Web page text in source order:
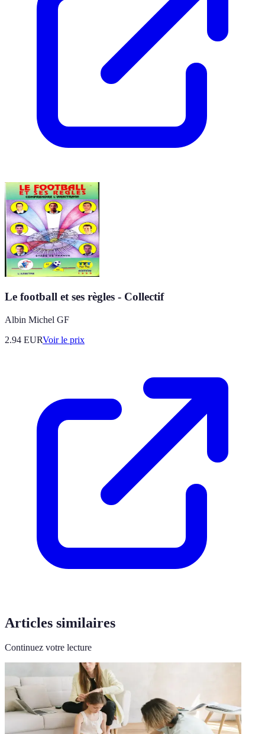
Le football et ses règles - Collectif
Albin Michel GF
2.94 EURVoir le prix
Articles similaires
Continuez votre lecture